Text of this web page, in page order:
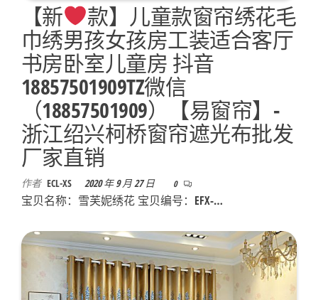
【新
款】儿童款窗帘绣花毛
巾绣男孩女孩房工装适合客厅
书房卧室儿童房 抖音
18857501909TZ微信
（18857501909）【易窗帘】-
浙江绍兴柯桥窗帘遮光布批发
厂家直销
作者 ECL-XS 2020 年 9 月 27 日 0
宝贝名称：雪芙妮绣花 宝贝编号：EFX-…